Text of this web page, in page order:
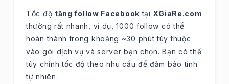
Tốc độ tăng follow Facebook tại XGiaRe.com
thường rất nhanh, ví dụ, 1000 follow có thể
hoàn thành trong khoảng ~30 phút tùy thuộc
vào gói dịch vụ và server bạn chọn. Bạn có thể
tùy chỉnh tốc độ theo nhu cầu để đảm bảo tính
tự nhiên.